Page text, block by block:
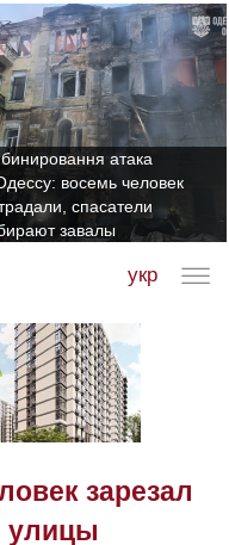
атака
восемь человек
спасатели
завалы
укр
зарезал
улицы